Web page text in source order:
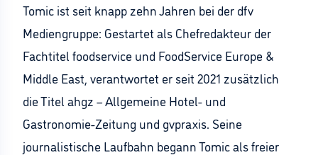
Tomic ist seit knapp zehn Jahren bei der dfv
Mediengruppe: Gestartet als Chefredakteur der
Fachtitel foodservice und FoodService Europe &
Middle East, verantwortet er seit 2021 zusätzlich
die Titel ahgz – Allgemeine Hotel- und
Gastronomie-Zeitung und gvpraxis. Seine
journalistische Laufbahn begann Tomic als freier